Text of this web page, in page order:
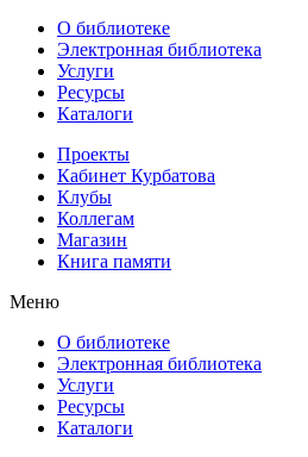
О библиотеке
Электронная библиотека
Услуги
Ресурсы
Каталоги
Проекты
Кабинет Курбатова
Клубы
Коллегам
Магазин
Книга памяти
Меню
О библиотеке
Электронная библиотека
Услуги
Ресурсы
Каталоги